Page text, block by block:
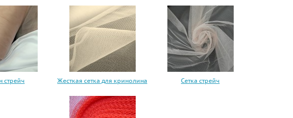
стрейч Жесткая сетка для кринолина Сетка стрейч